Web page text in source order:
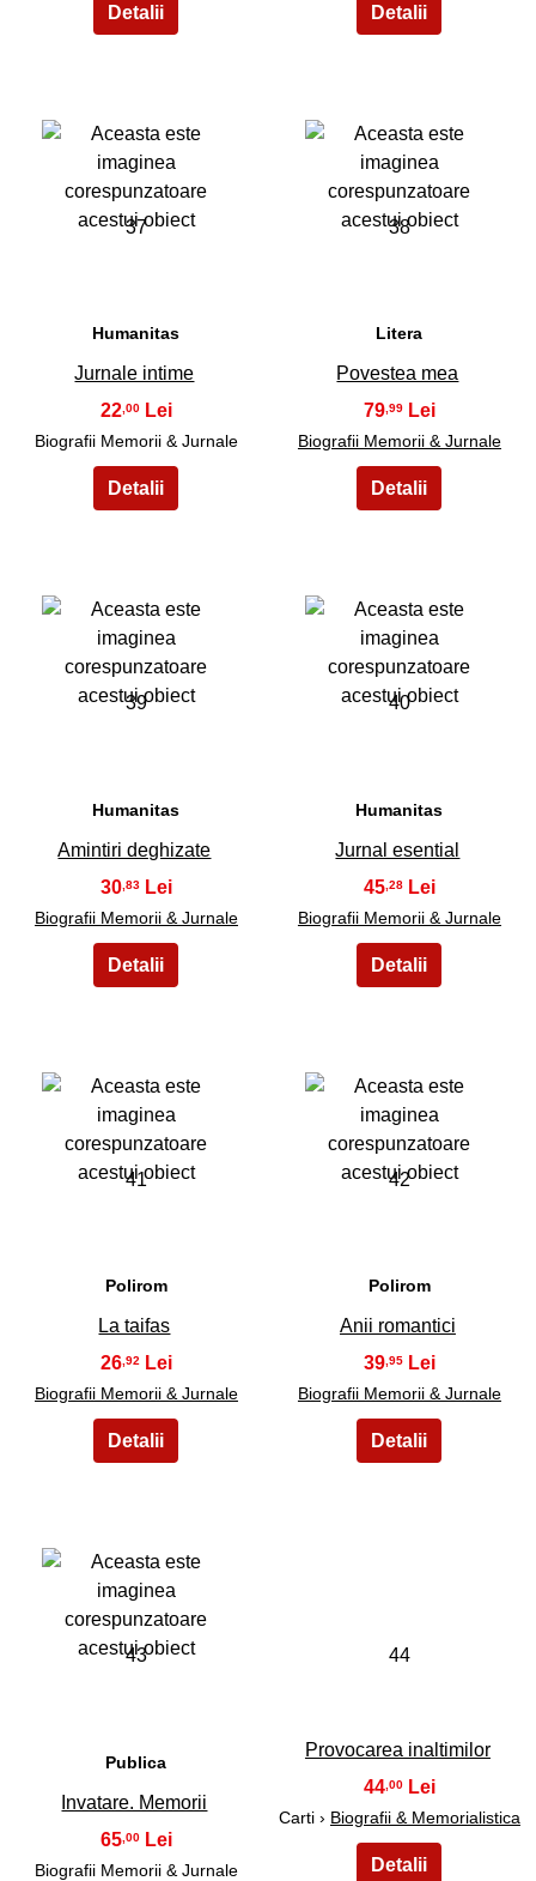
37
Humanitas
Jurnale intime
22 ,00
Biografii Memorii & Jurnale
38
Litera
Povestea mea
79,99
Biografii Memorii & Jurnale
39
Humanitas
Amintiri deghizate
30,83
Biografii Memorii & Jurnale
40
Humanitas
Jurnal esential
45,28
Biografii Memorii & Jurnale
41
Polirom
La taifas
26,92
Biografii Memorii & Jurnale
42
Polirom
Anii romantici
39,95
Biografii Memorii & Jurnale
43
Publica
Invatare. Memorii
65,00
Biografii Memorii & Jurnale
44
Provocarea inaltimilor
44 ,00
Carti › Biografii & Memorialistica